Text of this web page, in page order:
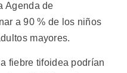
Agenda de
a 90 % de los niños
mayores.
fiebre tifoidea podrían